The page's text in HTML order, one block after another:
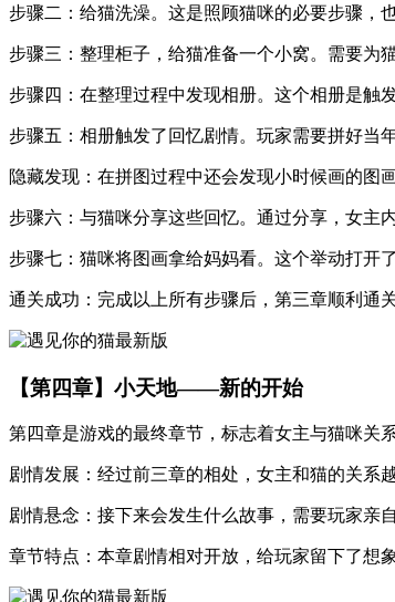
步骤二：给猫洗澡。这是照顾猫咪的必要步骤，
步骤三：整理柜子，给猫准备一个小窝。需要为
步骤四：在整理过程中发现相册。这个相册是触
步骤五：相册触发了回忆剧情。玩家需要拼好当
隐藏发现：在拼图过程中还会发现小时候画的图
步骤六：与猫咪分享这些回忆。通过分享，女主
步骤七：猫咪将图画拿给妈妈看。这个举动打开
通关成功：完成以上所有步骤后，第三章顺利通
【第四章】小天地——新的开始
第四章是游戏的最终章节，标志着女主与猫咪关
剧情发展：经过前三章的相处，女主和猫的关系
剧情悬念：接下来会发生什么故事，需要玩家亲
章节特点：本章剧情相对开放，给玩家留下了想象